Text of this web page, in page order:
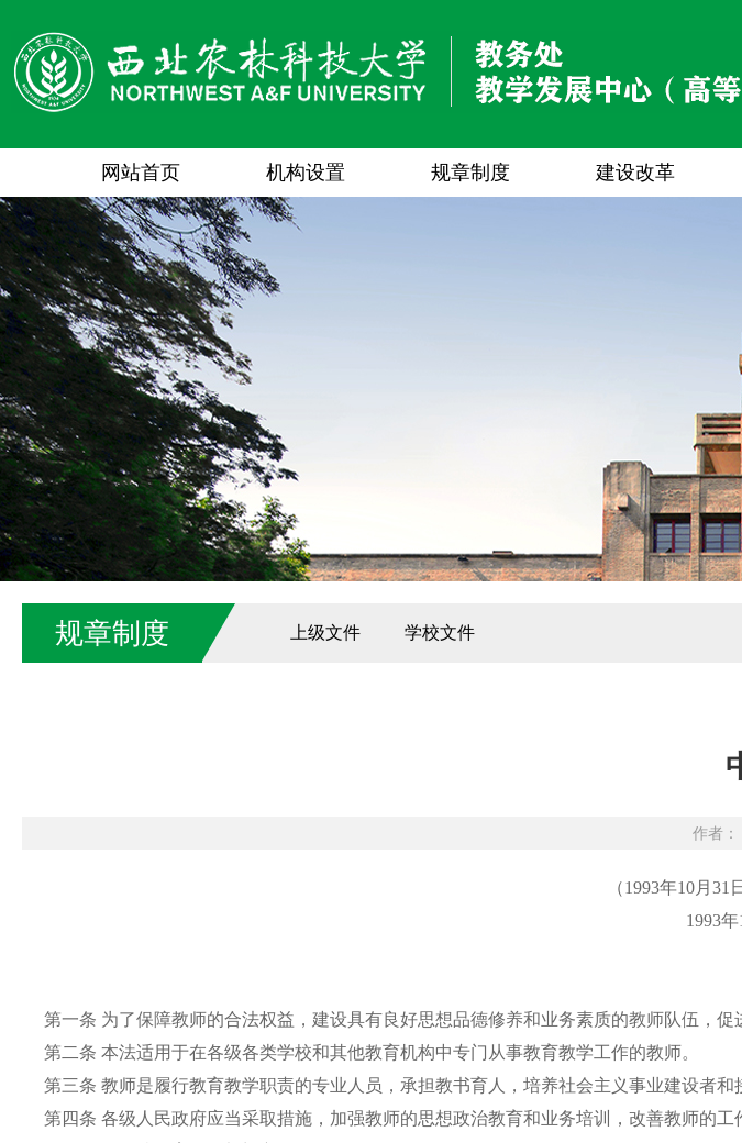
网站首页 机构设置 规章制度 建设改革
规章制度 上级文件 学校文件
作者
（1993年10月
1993
第一条 为了保障教师的合法权益，建设具有良好思想品德修养和业务素质的教师队伍，促
第二条 本法适用于在各级各类学校和其他教育机构中专门从事教育教学工作的教师。
第三条 教师是履行教育教学职责的专业人员，承担教书育人，培养社会主义事业建设者
第四条 各级人民政府应当采取措施，加强教师的思想政治教育和业务培训，改善教师的